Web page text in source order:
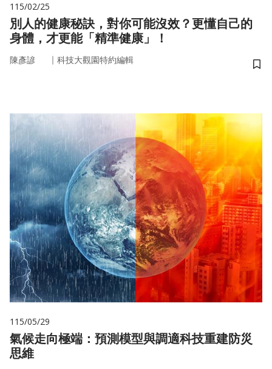
115/02/25
別人的健康秘訣，對你可能沒效？更懂自己的
身體，才更能「精準健康」！
陳彥諺 ｜ 科技大觀園特約編輯
儲
115/05/29
氣候走向極端：預測模型與調適科技重建防災
思維